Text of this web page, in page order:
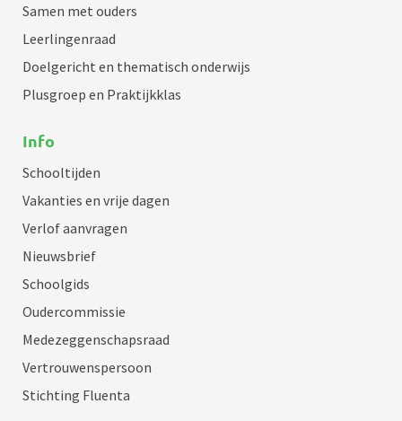
Samen met ouders
Leerlingenraad
Doelgericht en thematisch onderwijs
Plusgroep en Praktijkklas
Info
Schooltijden
Vakanties en vrije dagen
Verlof aanvragen
Nieuwsbrief
Schoolgids
Oudercommissie
Medezeggenschapsraad
Vertrouwenspersoon
Stichting Fluenta